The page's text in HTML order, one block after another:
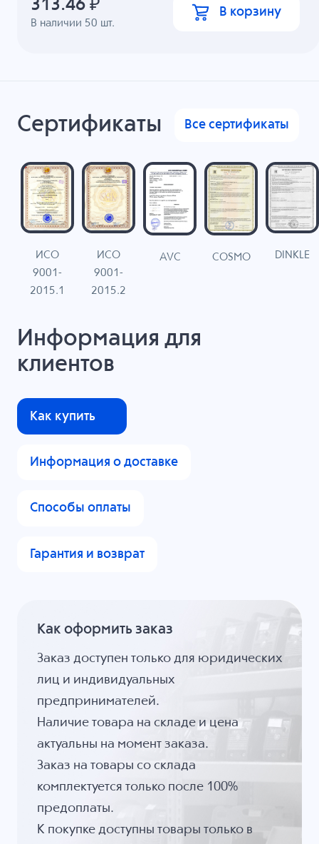
В наличии 50 шт.
313.46 ₽ В корзину
Сертификаты Все сертификаты
ИСО
9001-
2015.1
ИСО
9001-
2015.2
AVC COSMO DINKLE
Информация для
клиентов
Как купить
Информация о доставке
Способы оплаты
Гарантия и возврат
Как оформить заказ
Заказ доступен только для юридических
лиц и индивидуальных
предпринимателей.
Наличие товара на складе и цена
актуальны на момент заказа.
Заказ на товары со склада
комплектуется только после 100%
предоплаты.
К покупке доступны товары только в